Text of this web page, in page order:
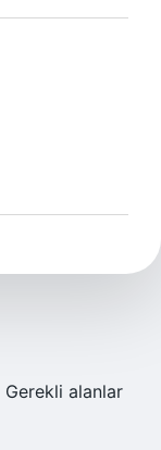
Gerekli alanlar